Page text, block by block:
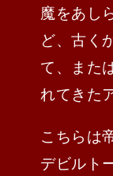
魔をあし
ど、古く
て、また
れてきた
こちらは
デビルト